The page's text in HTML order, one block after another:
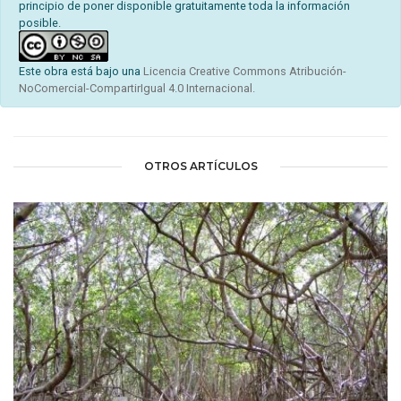
principio de poner disponible gratuitamente toda la información
posible.
Este obra está bajo una Licencia Creative Commons Atribución-
NoComercial-CompartirIgual 4.0 Internacional.
OTROS ARTÍCULOS